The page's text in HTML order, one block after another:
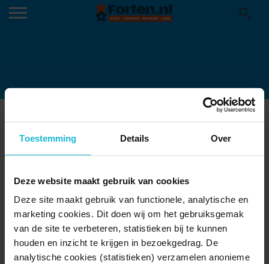
Toestemming Details Over
Deze website maakt gebruik van cookies
Deze site maakt gebruik van functionele, analytische en
marketing cookies. Dit doen wij om het gebruiksgemak
van de site te verbeteren, statistieken bij te kunnen
houden en inzicht te krijgen in bezoekgedrag. De
analytische cookies (statistieken) verzamelen anonieme
KNIPSEL